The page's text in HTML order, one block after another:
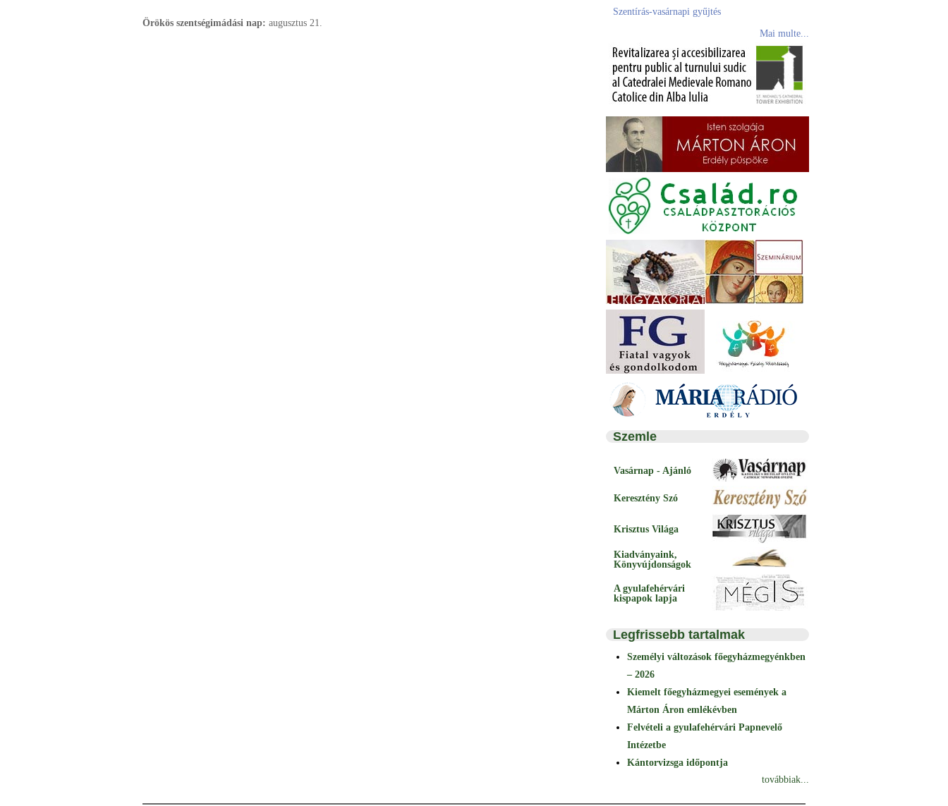
Örökös szentségimádási nap: augusztus 21.
Szentírás-vasárnapi gyűjtés
Mai multe...
Szemle
Vasárnap - Ajánló
Keresztény Szó
Krisztus Világa
Kiadványaink,
Könyvújdonságok
A gyulafehérvári
kispapok lapja
Legfrissebb tartalmak
Személyi változások főegyházmegyénkben
– 2026
Kiemelt főegyházmegyei események a
Márton Áron emlékévben
Felvételi a gyulafehérvári Papnevelő
Intézetbe
Kántorvizsga időpontja
továbbiak...